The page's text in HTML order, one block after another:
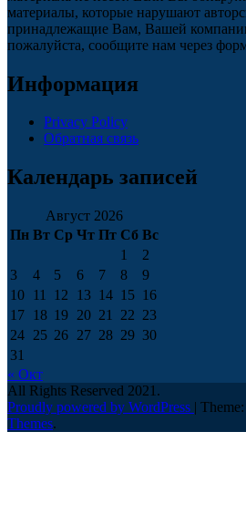
материалы, которые нарушают
принадлежащие Вам, Вашей
пожалуйста, сообщите нам через
Информация
Privacy Policy
Обратная связь
Календарь записей
Август 2026
Пн Вт Ср Чт Пт Сб Вс
1
2
3
4 5 6 7 8
9
10 11 12 13 14 15 16
17 18 19 20 21 22 23
24 25 26 27 28 29 30
31
« Окт
All Rights Reserved 2021.
Proudly powered by WordPress |
Themes.